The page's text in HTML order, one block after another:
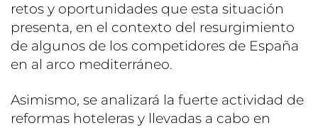
retos y oportunidades que esta situación
presenta, en el contexto del resurgimiento
de algunos de los competidores de España
en al arco mediterráneo.
Asimismo, se analizará la fuerte actividad de
reformas hoteleras y llevadas a cabo en